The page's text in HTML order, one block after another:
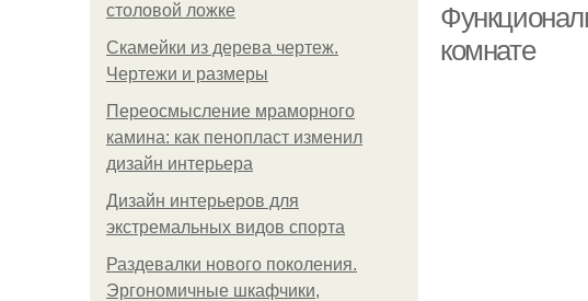
столовой ложке
Скамейки из дерева чертеж.
Чертежи и размеры
Переосмысление мраморного
камина: как пенопласт изменил
дизайн интерьера
Дизайн интерьеров для
экстремальных видов спорта
Раздевалки нового поколения.
Эргономичные шкафчики,
комнате